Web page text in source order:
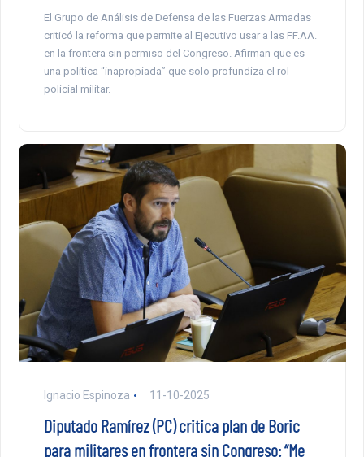
El Grupo de Análisis de Defensa de las Fuerzas Armadas
criticó la reforma que permite al Ejecutivo usar a las FF.AA.
en la frontera sin permiso del Congreso. Afirman que es
una política “inapropiada” que solo profundiza el rol
policial militar.
Ignacio Espinoza 11-10-2025
Diputado Ramírez (PC) critica plan de Boric
para militares en frontera sin Congreso: “Me